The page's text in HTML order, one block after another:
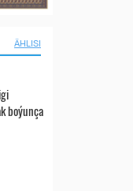
ÄHLISI
boýunça